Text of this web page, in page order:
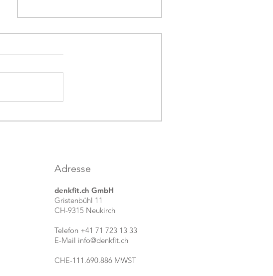
Adresse
denkfit.ch GmbH
Gristenbühl 11
CH-9315 Neukirch
Telefon +41 71 723 13 33
E-Mail info@denkfit.ch
CHE-111.690.886 MWST